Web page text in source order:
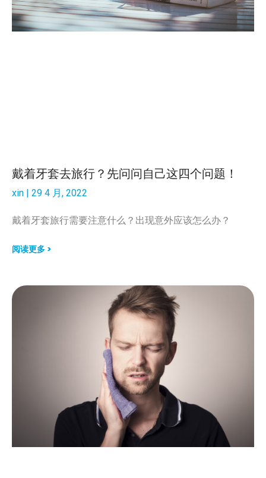
戴着牙套去旅行？先问问自己这四个问题！
xin 29 4 月, 2022
戴着牙套旅行需要注意什么？出现意外应该怎么办？
阅读更多 >